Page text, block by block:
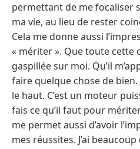
permettant de me focaliser
ma vie, au lieu de rester
Cela me donne aussi
« mériter ». Que toute cette
gaspillée sur moi. Qu’il
faire quelque chose de
le haut. C’est un moteur
fais ce qu’il faut pour
me permet aussi d’avoir
mes réussites. J’ai